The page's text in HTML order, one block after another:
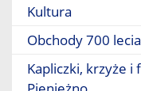
Kultura
Obchody 700 lecia
Kapliczki, krzyże